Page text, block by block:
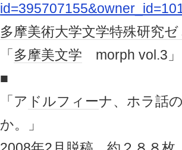
多摩美術大学文学特殊研究ゼ
「 多摩美文学 morph vol.3
■
「ア ドルフィーナ、ホラ話
か。」